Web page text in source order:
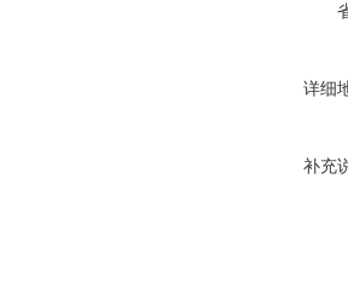
详细
补充